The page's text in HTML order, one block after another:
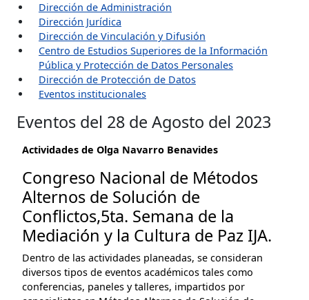
Dirección de Administración
Dirección Jurídica
Dirección de Vinculación y Difusión
Centro de Estudios Superiores de la Información
Pública y Protección de Datos Personales
Dirección de Protección de Datos
Eventos institucionales
Eventos del 28 de Agosto del 2023
Actividades de Olga Navarro Benavides
Congreso Nacional de Métodos
Alternos de Solución de
Conflictos,5ta. Semana de la
Mediación y la Cultura de Paz IJA.
Dentro de las actividades planeadas, se consideran
diversos tipos de eventos académicos tales como
conferencias, paneles y talleres, impartidos por